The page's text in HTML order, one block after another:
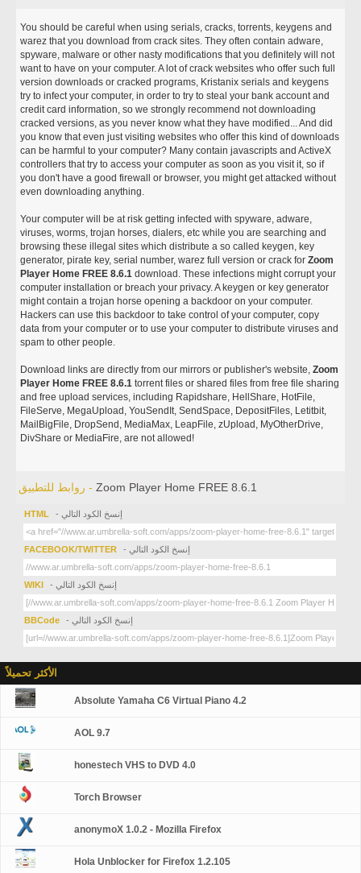
You should be careful when using serials, cracks, torrents, keygens and
warez that you download from crack sites. They often contain adware,
spyware, malware or other nasty modifications that you definitely will not
want to have on your computer. A lot of crack websites who offer such full
version downloads or cracked programs, Kristanix serials and keygens
try to infect your computer, in order to try to steal your bank account and
credit card information, so we strongly recommend not downloading
cracked versions, as you never know what they have modified... And did
you know that even just visiting websites who offer this kind of downloads
can be harmful to your computer? Many contain javascripts and ActiveX
controllers that try to access your computer as soon as you visit it, so if
you don't have a good firewall or browser, you might get attacked without
even downloading anything.
Your computer will be at risk getting infected with spyware, adware,
viruses, worms, trojan horses, dialers, etc while you are searching and
browsing these illegal sites which distribute a so called keygen, key
generator, pirate key, serial number, warez full version or crack forZoom
Player Home FREE 8.6.1 download. These infections might corrupt your
computer installation or breach your privacy. A keygen or key generator
might contain a trojan horse opening a backdoor on your computer.
Hackers can use this backdoor to take control of your computer, copy
data from your computer or to use your computer to distribute viruses and
spam to other people.
Download links are directly from our mirrors or publisher's website,Zoom
Player Home FREE 8.6.1 torrent files or shared files from free file sharing
and free upload services, including Rapidshare, HellShare, HotFile,
FileServe, MegaUpload, YouSendIt, SendSpace, DepositFiles, Letitbit,
MailBigFile, DropSend, MediaMax, LeapFile, zUpload, MyOtherDrive,
DivShare or MediaFire, are not allowed!
روابط للتطبيق -Zoom Player Home FREE 8.6.1
HTML - إنسخ الكود التالي
FACEBOOK/TWITTER - إنسخ الكود التالي
WIKI - إنسخ الكود التالي
BBCode - إنسخ الكود التالي
الأكثر تحميلاً
Absolute Yamaha C6 Virtual Piano 4.2
AOL 9.7
honestech VHS to DVD 4.0
Torch Browser
anonymoX 1.0.2 - Mozilla Firefox
Hola Unblocker for Firefox 1.2.105